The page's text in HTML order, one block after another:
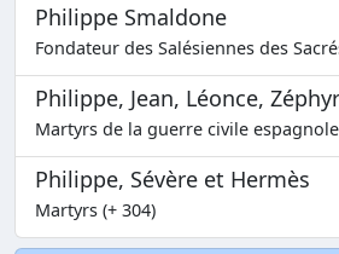
Philippe Smaldone
Fondateur des Salésiennes des
Philippe, Jean, Léonce,
Martyrs de la guerre civile espagnole
Philippe, Sévère et Hermès
Martyrs (+ 304)